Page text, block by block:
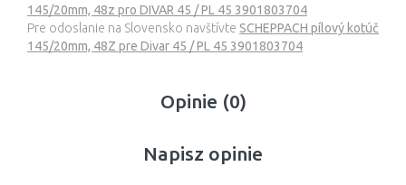
145/20mm, 48z pro DIVAR 45 / PL 45 3901803704
Pre odoslanie na Slovensko navštívte SCHEPPACH pílový kotúč
145/20mm, 48Z pre Divar 45 / PL 45 3901803704
Opinie (0)
Napisz opinie